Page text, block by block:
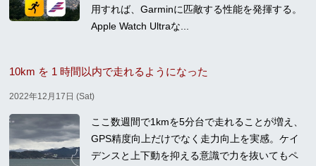
用すれば、Garminに匹敵する性能を発揮する。
Apple Watch Ultraな...
10km を 1 時間以内で走れるようになった
2022年12月17日 (Sat)
ここ数週間で1kmを5分台で走れることが増え、
GPS精度向上だけでなく走力向上を実感。ケイ
デンスと上下動を抑える意識で力を抜いてもペ